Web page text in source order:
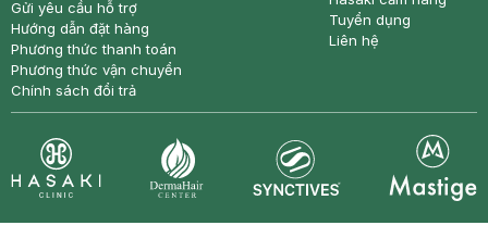
Gửi yêu cầu hỗ trợ
Hướng dẫn đặt hàng
Phương thức thanh toán
Phương thức vận chuyển
Chính sách đổi trả
Tuyển dụng
Liên hệ